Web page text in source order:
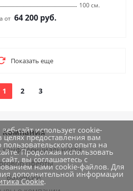
100 см.
от 64 200 руб.
Показать еще
1 2 3
Компания
конфиденциальности
оферты
Вакансии
сайт использует cookie-
предоставления вам
пользовательского опыта на
Продолжая использовать
вы соглашаетесь с
нами cookie-файлов. Для
дополнительной информации
Cookie.